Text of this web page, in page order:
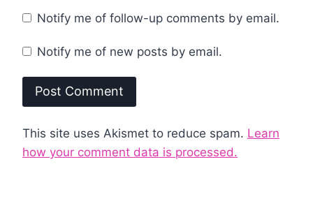
Notify me of follow-up comments by email.
Notify me of new posts by email.
This site uses Akismet to reduce spam. Learn
how your comment data is processed.